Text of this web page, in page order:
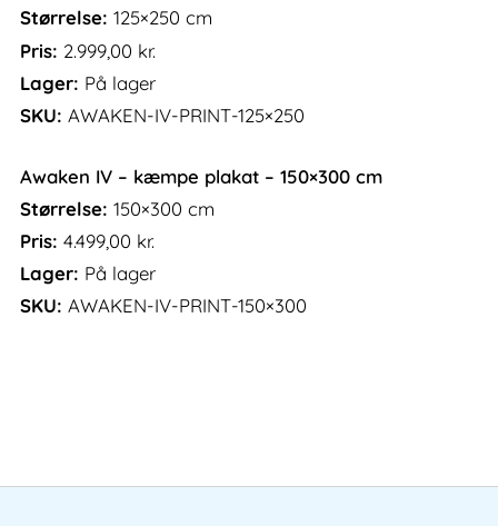
Størrelse: 125×250 cm
Pris: 2.999,00 kr.
Lager: På lager
SKU: AWAKEN-IV-PRINT-125×250
Awaken IV – kæmpe plakat – 150×300 cm
Størrelse: 150×300 cm
Pris: 4.499,00 kr.
Lager: På lager
SKU: AWAKEN-IV-PRINT-150×300